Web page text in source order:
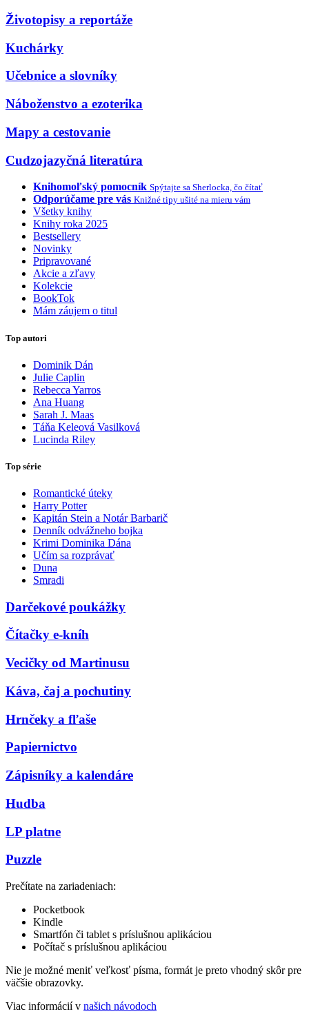
Životopisy a reportáže
Kuchárky
Učebnice a slovníky
Náboženstvo a ezoterika
Mapy a cestovanie
Cudzojazyčná literatúra
Knihomoľský pomocník Spýtajte sa Sherlocka, čo čítať
Odporúčame pre vás Knižné tipy ušité na mieru vám
Všetky knihy
Knihy roka 2025
Bestsellery
Novinky
Pripravované
Akcie a zľavy
Kolekcie
BookTok
Mám záujem o titul
Top autori
Dominik Dán
Julie Caplin
Rebecca Yarros
Ana Huang
Sarah J. Maas
Táňa Keleová Vasilková
Lucinda Riley
Top série
Romantické úteky
Harry Potter
Kapitán Stein a Notár Barbarič
Denník odvážneho bojka
Krimi Dominika Dána
Učím sa rozprávať
Duna
Smradi
Darčekové poukážky
Čítačky e-kníh
Vecičky od Martinusu
Káva, čaj a pochutiny
Hrnčeky a fľaše
Papiernictvo
Zápisníky a kalendáre
Hudba
LP platne
Puzzle
Prečítate na zariadeniach:
Pocketbook
Kindle
Smartfón či tablet s príslušnou aplikáciou
Počítač s príslušnou aplikáciou
Nie je možné meniť veľkosť písma, formát je preto vhodný skôr pre
väčšie obrazovky.
Viac informácií v našich návodoch